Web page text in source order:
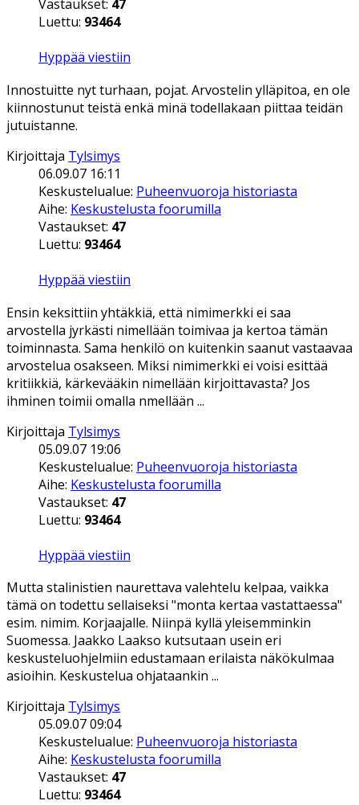
Vastaukset: 47
Luettu: 93464
Hyppää viestiin
Innostuitte nyt turhaan, pojat. Arvostelin ylläpitoa, en ole
kiinnostunut teistä enkä minä todellakaan piittaa teidän
jutuistanne.
Kirjoittaja Tylsimys
06.09.07 16:11
Keskustelualue: Puheenvuoroja historiasta
Aihe: Keskustelusta foorumilla
Vastaukset: 47
Luettu: 93464
Hyppää viestiin
Ensin keksittiin yhtäkkiä, että nimimerkki ei saa
arvostella jyrkästi nimellään toimivaa ja kertoa tämän
toiminnasta. Sama henkilö on kuitenkin saanut vastaavaa
arvostelua osakseen. Miksi nimimerkki ei voisi esittää
kritiikkiä, kärkevääkin nimellään kirjoittavasta? Jos
ihminen toimii omalla nmellään ...
Kirjoittaja Tylsimys
05.09.07 19:06
Keskustelualue: Puheenvuoroja historiasta
Aihe: Keskustelusta foorumilla
Vastaukset: 47
Luettu: 93464
Hyppää viestiin
Mutta stalinistien naurettava valehtelu kelpaa, vaikka
tämä on todettu sellaiseksi "monta kertaa vastattaessa"
esim. nimim. Korjaajalle. Niinpä kyllä yleisemminkin
Suomessa. Jaakko Laakso kutsutaan usein eri
keskusteluohjelmiin edustamaan erilaista näkökulmaa
asioihin. Keskustelua ohjataankin ...
Kirjoittaja Tylsimys
05.09.07 09:04
Keskustelualue: Puheenvuoroja historiasta
Aihe: Keskustelusta foorumilla
Vastaukset: 47
Luettu: 93464